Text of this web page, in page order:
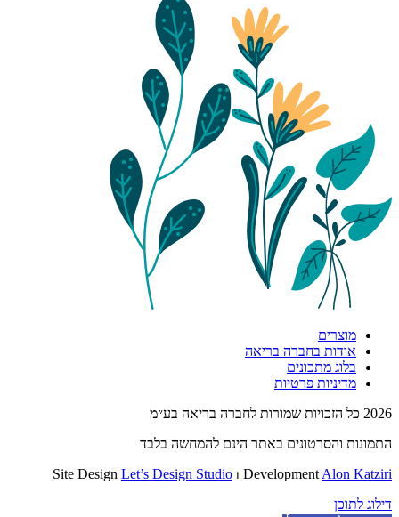
מוצרים
אודות בחברה בריאה
בלוג מתכונים
מדיניות פרטיות
2026 כל הזכויות שמורות לחברה בריאה בע״מ
התמונות והסרטונים באתר הינם להמחשה בלבד
Site Design Let’s Design Studio ⏐ Development Alon Katziri
דילוג לתוכן